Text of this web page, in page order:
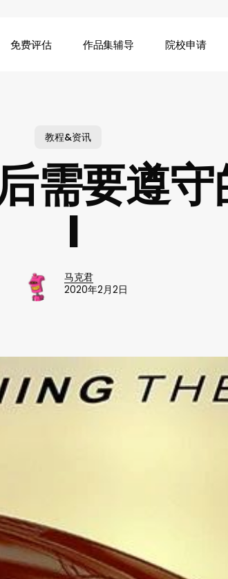
免费评估 作品集辅导 院校申请
教程&资讯
需要遵
I
马克君
2020年2月2日